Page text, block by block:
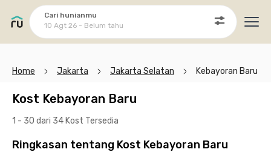
Cari hunianmu
10 Agt 26 - Belum tahu
Home Jakarta Jakarta Selatan Kebayoran Baru
Kost Kebayoran Baru
1 - 30 dari 34 Kost Tersedia
Ringkasan tentang Kost Kebayoran Baru